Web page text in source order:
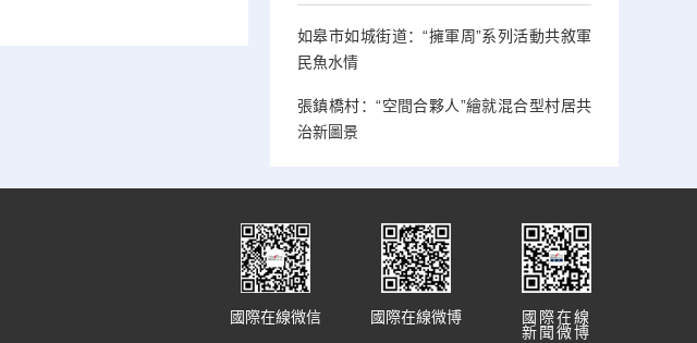
如皋市如城街道：“擁軍周”系列活動共敘軍
民魚水情
張鎮橋村：“空間合夥人”繪就混合型村居共
治新圖景
國際在線
新聞微博
國際在線微博
國際在線微信